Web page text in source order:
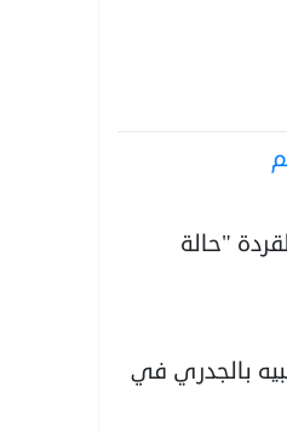
"حالة
لمرض شبيه بالجدري في